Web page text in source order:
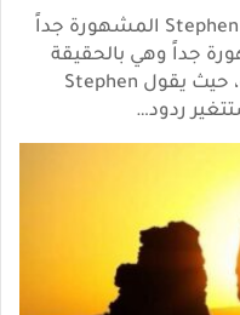
قاعدة ستيفن كوفي Stephen Covey 10/90 المشهورة جداً
كوفي 10/90 المشهورة جداً وهي بالحقيقة
جديرة وتستحق أن تطبقها بحياتك، حيث يقول Stephen